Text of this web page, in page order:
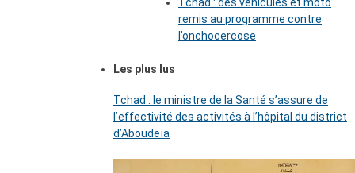
remis au programme contre
l’onchocercose
Les plus lus
Tchad : le ministre de la Santé s’assure de
l’effectivité des activités à l’hôpital du district
d’Aboudeïa